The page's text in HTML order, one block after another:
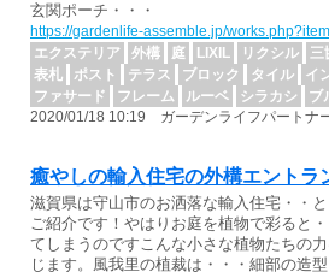
玄関ポーチ・・・
https://gardenlife-assemble.jp/
エクステリア
外構 庭 LIXIL リクシル 三
表札
ポスト テラス ブロック タイル イ
ファサード
フレーム ルーベ シラカシ ブ
2020/01/18 10:19 ガーデンライフパートナー
癒やしの輸入住宅の外構エントラ
滋賀県は守山市のお洒落な輸入住宅・・
ご紹介です！やはりお庭を植物で彩ると
てしまうのですこんな小さな植物たちの
じます。風我里の植裁は・・・細部の造